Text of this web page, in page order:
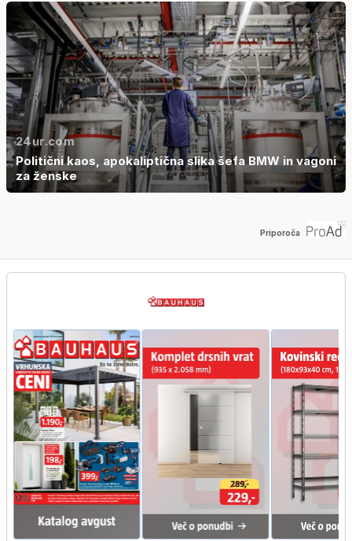
24ur.com
Politični kaos, apokaliptična slika šefa BMW in vagoni
za ženske
Priporoča